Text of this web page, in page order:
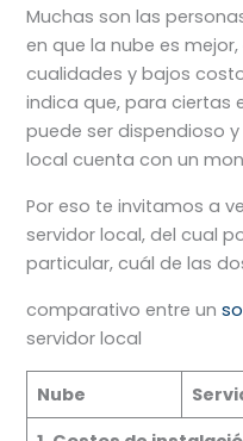
Muchas son las
en que la nube es
cualidades y bajos
indica que, para ciertas
puede ser dispendioso
local cuenta con un
Por eso te invitamos a
servidor local, del cual
particular, cuál de las
comparativo entre un
servidor local
Nube